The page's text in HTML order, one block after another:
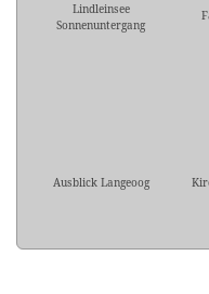
Lindleinsee
Sonnenuntergang
Ausblick Langeoog